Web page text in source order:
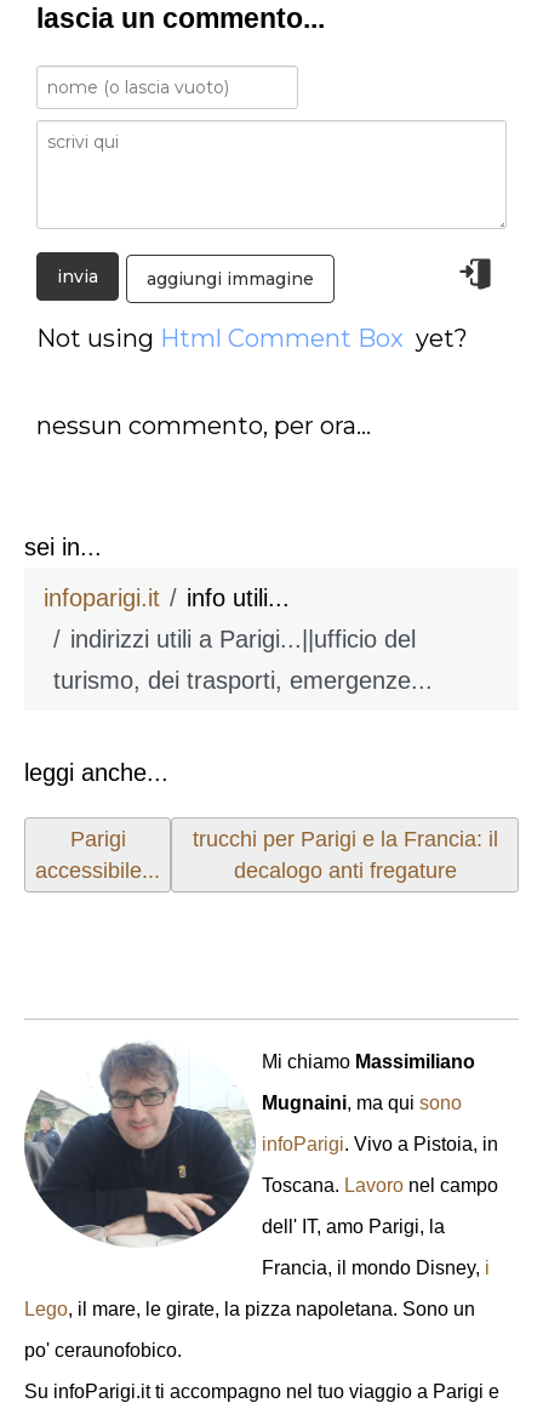
lascia un commento...
aggiungi immagine
Not using Html Comment Box yet?
nessun commento, per ora...
sei in...
infoparigi.it
info utili...
indirizzi utili a Parigi...||ufficio del
turismo, dei trasporti, emergenze...
leggi anche...
Articolo precedente: Parigi accessibile...
Parigi
accessibile...
Articolo successivo: trucchi per
trucchi per Parigi e la Francia: il
decalogo anti fregature
Mi chiamo Massimiliano
Mugnaini, ma qui sono
infoParigi. Vivo a Pistoia, in
Toscana. Lavoro nel campo
dell' IT, amo Parigi, la
Francia, il mondo Disney, i
Lego, il mare, le girate, la pizza napoletana. Sono un
po' ceraunofobico.
Su infoParigi.it ti accompagno nel tuo viaggio a Parigi e